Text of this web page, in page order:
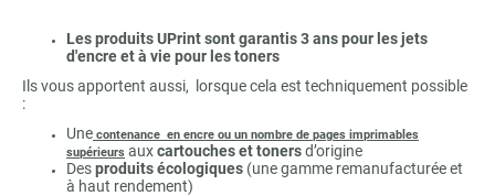
Les produits UPrint sont garantis 3 ans pour les jets
d'encre et à vie pour les toners
Ils vous apportent aussi, lorsque cela est techniquement possible
:
Une contenance en encre ou un nombre de pages imprimables
supérieurs auxcartouches et tonersd’origine
Desproduits écologiques (une gamme remanufacturée et
à haut rendement)